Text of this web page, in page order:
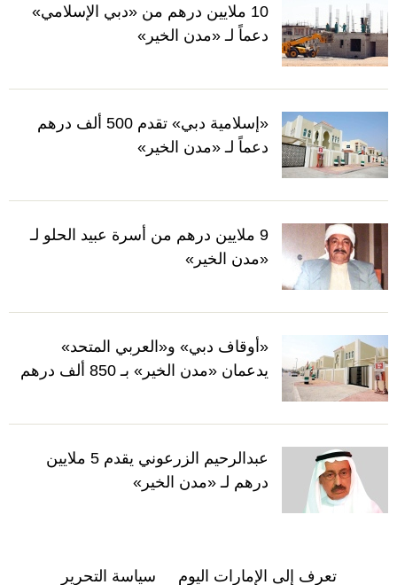
10 ملايين درهم من «دبي الإسلامي»
دعماً لـ «مدن الخير»
«إسلامية دبي» تقدم 500 ألف درهم
دعماً لـ «مدن الخير»
9 ملايين درهم من أسرة عبيد الحلو لـ
«مدن الخير»
«أوقاف دبي» و«العربي المتحد»
يدعمان «مدن الخير» بـ 850 ألف درهم
عبدالرحيم الزرعوني يقدم 5 ملايين
درهم لـ «مدن الخير»
تعرف إلى الإمارات اليوم سياسة التحرير